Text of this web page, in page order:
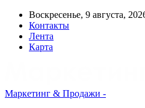
Воскресенье, 9 августа,
Контакты
Лента
Карта
Маркетинг & Продажи -